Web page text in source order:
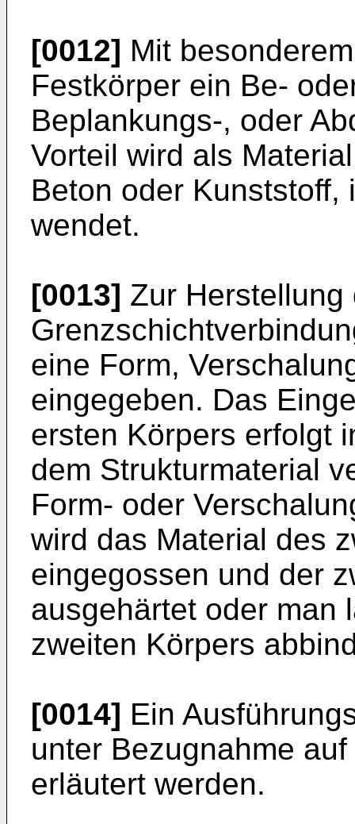
[0012] Mit
Festkörper ein Be-
Beplankungs-, oder
Vorteil wird als
Beton oder
wendet.
[0013] Zur
eine Form,
eingegeben. Das
ersten Körpers erfolgt
dem Strukturmaterial
Form- oder
wird das Material des
eingegossen und der
ausgehärtet oder man
zweiten Körpers
[0014] Ein
unter Bezug­nahme
erläutert werden.